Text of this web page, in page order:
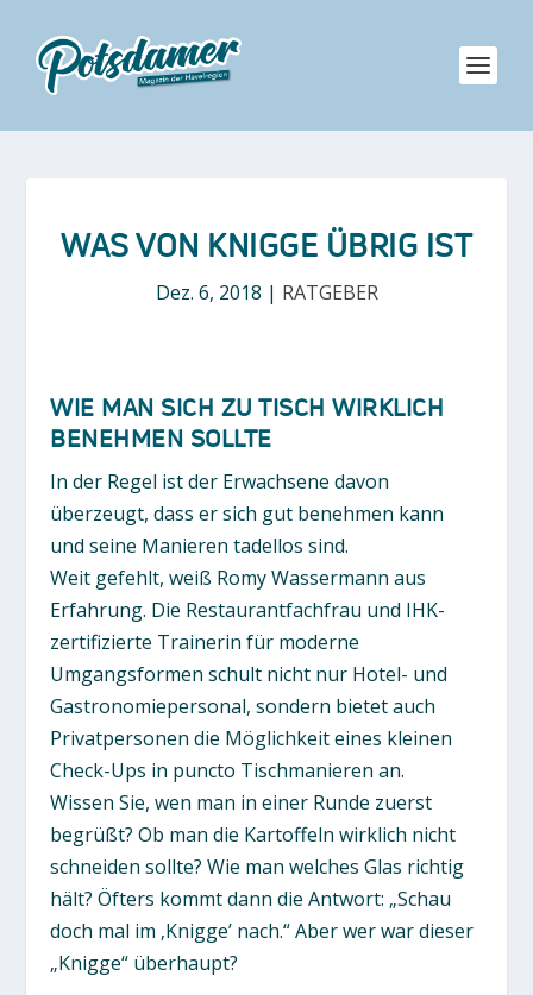
WAS VON KNIGGE ÜBRIG IST
Dez. 6, 2018 | RATGEBER
WIE MAN SICH ZU TISCH WIRKLICH
BENEHMEN SOLLTE
In der Regel ist der Erwachsene davon
überzeugt, dass er sich gut benehmen kann
und seine Manieren tadellos sind.
Weit gefehlt, weiß Romy Wassermann aus
Erfahrung. Die Restaurantfachfrau und IHK-
zertifizierte Trainerin für moderne
Umgangsformen schult nicht nur Hotel- und
Gastronomiepersonal, sondern bietet auch
Privatpersonen die Möglichkeit eines kleinen
Check-Ups in puncto Tischmanieren an.
Wissen Sie, wen man in einer Runde zuerst
begrüßt? Ob man die Kartoffeln wirklich nicht
schneiden sollte? Wie man welches Glas richtig
hält? Öfters kommt dann die Antwort: „Schau
doch mal im ‚Knigge’ nach.“ Aber wer war dieser
„Knigge“ überhaupt?